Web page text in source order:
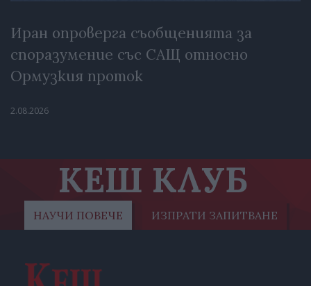
Иран опроверга съобщенията за
споразумение със САЩ относно
Ормузкия проток
2.08.2026
КЕШ КЛУБ
НАУЧИ ПОВЕЧЕ ИЗПРАТИ ЗАПИТВАНЕ